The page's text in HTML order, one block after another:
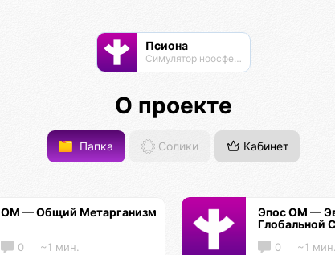
Псиона
Cимулятор ноосферы
О проекте
Папка Солики Кабинет
ОМ — Общий Метарганизм
0 ~1 мин.
Эпос ОМ —
Глобальной
0 ~1 мин.